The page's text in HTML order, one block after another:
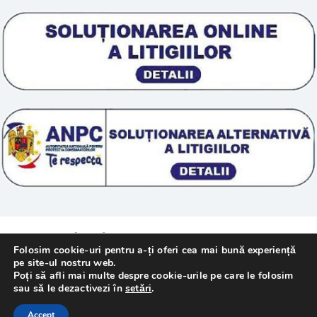
Scoala „Sanatate 5D”
Tratamente naturale
Termeni si conditii
Politica cookie
© 2011 – [year] Fundatia Simile. Toate drepturile
rezervate.
Realizat cu de
Folosim cookie-uri pentru a-ți oferi cea mai bună experiență
pe site-ul nostru web.
Poți să afli mai multe despre cookie-urile pe care le folosim
sau să le dezactivezi în setări.